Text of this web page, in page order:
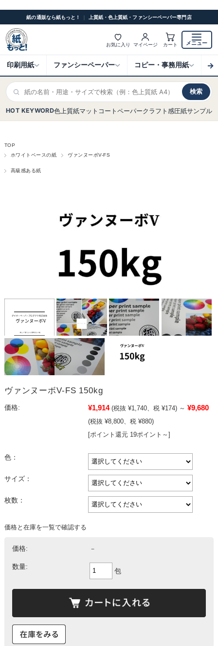
紙の通販なら紙もっと！ ｜ 上質紙・色上質紙・ファンシーペーパー専門店
お気に入り マイページ カート メニュー
印刷用紙 ファンシーペーパー コピー・事務用紙 ク
→
検索
HOT KEYWORD色上質紙マットコートペーパークラフト感圧紙サンプル
TOP
ホワイトベースの紙
ヴァンヌーボV-FS
高級感ある紙
ヴァンヌーボV-FS 150kg
価格: ¥1,914 (税抜 ¥1,740、税 ¥174) ～ ¥9,680
(税抜 ¥8,800、税 ¥880)
[ポイント還元 19ポイント～]
色：
サイズ：
枚数：
価格と在庫を一覧で確認する
価格: －
数量:
包